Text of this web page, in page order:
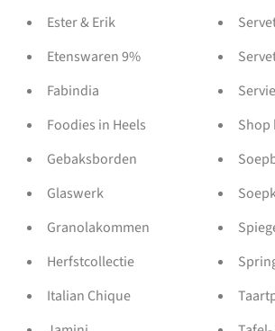
Ester & Erik
Etenswaren 9%
Fabindia
Foodies in Heels
Gebaksborden
Glaswerk
Granolakommen
Herfstcollectie
Italian Chique
Shop